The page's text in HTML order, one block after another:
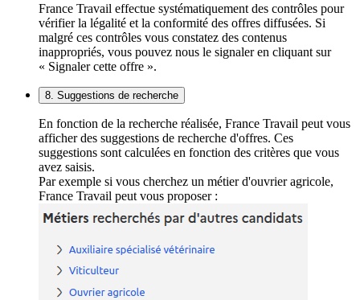
France Travail effectue systématiquement des contrôles pour
vérifier la légalité et la conformité des offres diffusées. Si
malgré ces contrôles vous constatez des contenus
inappropriés, vous pouvez nous le signaler en cliquant sur
« Signaler cette offre ».
8. Suggestions de recherche
En fonction de la recherche réalisée, France Travail peut vous
afficher des suggestions de recherche d'offres. Ces
suggestions sont calculées en fonction des critères que vous
avez saisis.
Par exemple si vous cherchez un métier d'ouvrier agricole,
France Travail peut vous proposer :